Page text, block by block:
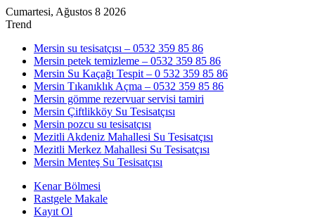
Cumartesi, Ağustos 8 2026
Trend
Mersin su tesisatçısı – 0532 359 85 86
Mersin petek temizleme – 0532 359 85 86
Mersin Su Kaçağı Tespit – 0 532 359 85 86
Mersin Tıkanıklık Açma – 0532 359 85 86
Mersin gömme rezervuar servisi tamiri
Mersin Çiftlikköy Su Tesisatçısı
Mersin pozcu su tesisatçısı
Mezitli Akdeniz Mahallesi Su Tesisatçısı
Mezitli Merkez Mahallesi Su Tesisatçısı
Mersin Menteş Su Tesisatçısı
Kenar Bölmesi
Rastgele Makale
Kayıt Ol